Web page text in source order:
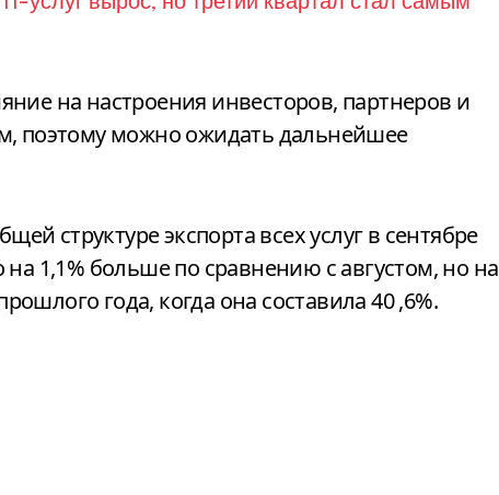
на настроения инвесторов, партнеров и
поэтому можно ожидать дальнейшее
структуре экспорта всех услуг в сентябре
на 1,1% больше по сравнению с августом, но на
года, когда она составила 40 ,6%.